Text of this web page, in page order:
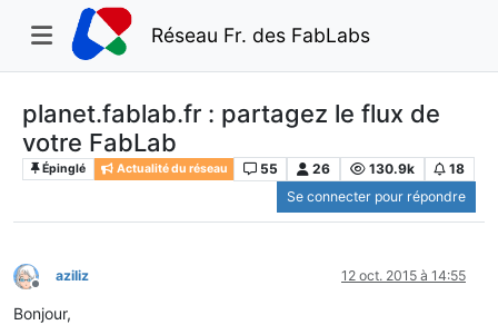
Réseau Fr. des FabLabs
planet.fablab.fr : partagez le flux de
votre FabLab
Épinglé Actualité du réseau 55 26 130.9k
18
Se connecter pour répondre
Hors-ligne
aziliz 12 oct. 2015 à 14:55
Bonjour,